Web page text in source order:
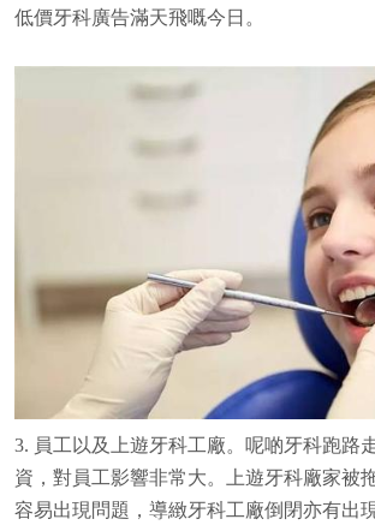
低價牙科廣告滿天飛嘅今日。
3. 員工以及上遊牙科工廠。呢啲牙科跑路
資，對員工影響非常大。上遊牙科廠家被
容易出現問題，導緻牙科工廠倒閉亦有出現